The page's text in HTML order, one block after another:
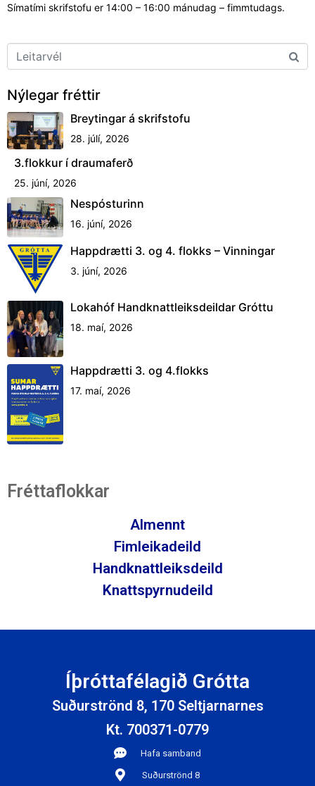
Símatími skrifstofu er 14:00 – 16:00 mánudag – fimmtudags.
Nýlegar fréttir
Breytingar á skrifstofu
28. júlí, 2026
3.flokkur í draumaferð
25. júní, 2026
Nespósturinn
16. júní, 2026
Happdrætti 3. og 4. flokks – Vinningar
3. júní, 2026
Lokahóf Handknattleiksdeildar Gróttu
18. maí, 2026
Happdrætti 3. og 4.flokks
17. maí, 2026
Fréttaflokkar
Almennt
Fimleikadeild
Handknattleiksdeild
Knattspyrnudeild
Íþróttafélagið Grótta
Suðurströnd 8, 170 Seltjarnarnes
Kt. 700371-0779
Hafa samband
Suðurströnd 8